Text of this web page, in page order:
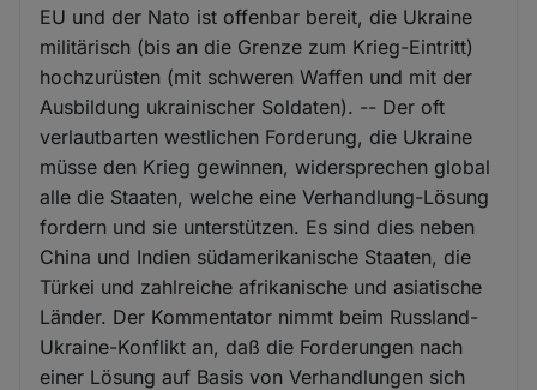
EU und der Nato ist offenbar bereit, die Ukraine
militärisch (bis an die Grenze zum Krieg-Eintritt)
hochzurüsten (mit schweren Waffen und mit der
Ausbildung ukrainischer Soldaten). -- Der oft
verlautbarten westlichen Forderung, die Ukraine
müsse den Krieg gewinnen, widersprechen global
alle die Staaten, welche eine Verhandlung-Lösung
fordern und sie unterstützen. Es sind dies neben
China und Indien südamerikanische Staaten, die
Türkei und zahlreiche afrikanische und asiatische
Länder. Der Kommentator nimmt beim Russland-
Ukraine-Konflikt an, daß die Forderungen nach
einer Lösung auf Basis von Verhandlungen sich